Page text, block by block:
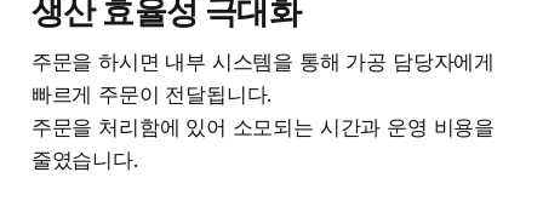
생산 효율성 극대화
주문을 하시면 내부 시스템을 통해 가공 담당자에게
빠르게 주문이 전달됩니다.
주문을 처리함에 있어 소모되는 시간과 운영 비용을
줄였습니다.